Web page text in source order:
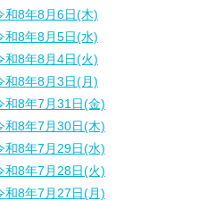
和8年8月6日(木)
和8年8月5日(水)
和8年8月4日(火)
和8年8月3日(月)
和8年7月31日(金)
和8年7月30日(木)
和8年7月29日(水)
和8年7月28日(火)
和8年7月27日(月)